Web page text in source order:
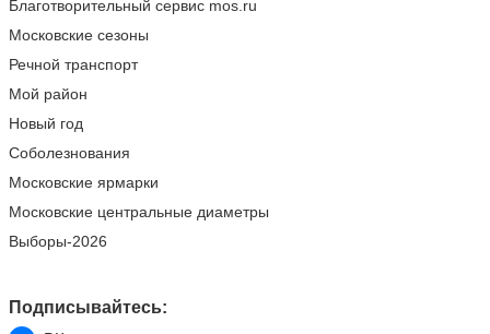
Благотворительный сервис mos.ru
Московские сезоны
Речной транспорт
Мой район
Новый год
Соболезнования
Московские ярмарки
Московские центральные диаметры
Выборы-2026
Подписывайтесь: